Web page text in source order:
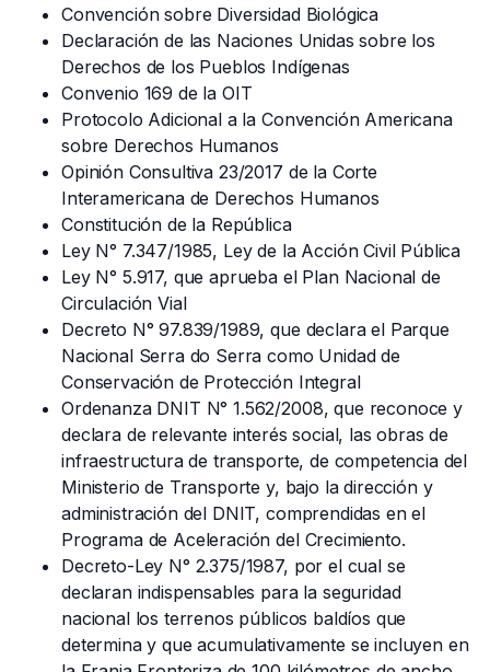
Convención sobre Diversidad Biológica
Declaración de las Naciones Unidas sobre los
Derechos de los Pueblos Indígenas
Convenio 169 de la OIT
Protocolo Adicional a la Convención Americana
sobre Derechos Humanos
Opinión Consultiva 23/2017 de la Corte
Interamericana de Derechos Humanos
Constitución de la República
Ley N° 7.347/1985, Ley de la Acción Civil Pública
Ley N° 5.917, que aprueba el Plan Nacional de
Circulación Vial
Decreto N° 97.839/1989, que declara el Parque
Nacional Serra do Serra como Unidad de
Conservación de Protección Integral
Ordenanza DNIT N° 1.562/2008, que reconoce y
declara de relevante interés social, las obras de
infraestructura de transporte, de competencia del
Ministerio de Transporte y, bajo la dirección y
administración del DNIT, comprendidas en el
Programa de Aceleración del Crecimiento.
Decreto-Ley N° 2.375/1987, por el cual se
declaran indispensables para la seguridad
nacional los terrenos públicos baldíos que
determina y que acumulativamente se incluyen en